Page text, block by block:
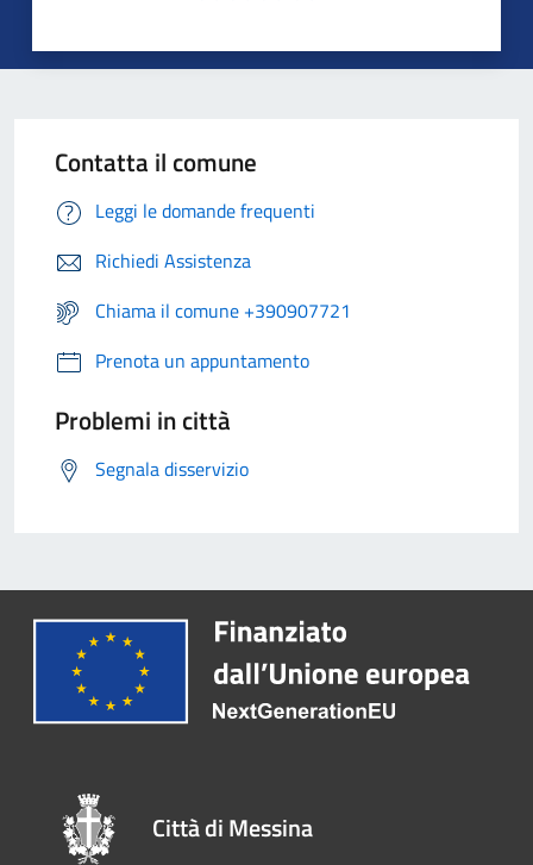
Contatta il comune
Leggi le domande frequenti
Richiedi Assistenza
Chiama il comune +390907721
Prenota un appuntamento
Problemi in città
Segnala disservizio
Città di Messina